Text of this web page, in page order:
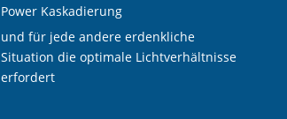
Power Kaskadierung
und für jede andere erdenkliche
Situation die optimale Lichtverhältnisse
erfordert